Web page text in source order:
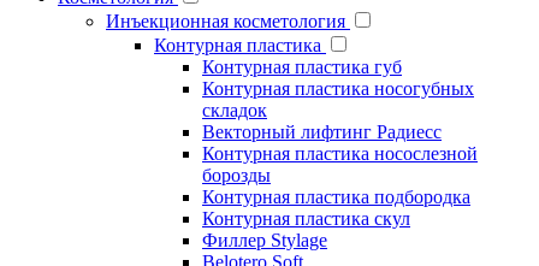
Инъекционная косметология
Контурная пластика
Контурная пластика губ
Контурная пластика носогубных
складок
Векторный лифтинг Радиесс
Контурная пластика носослезной
борозды
Контурная пластика подбородка
Контурная пластика скул
Филлер Stylage
Belotero Soft